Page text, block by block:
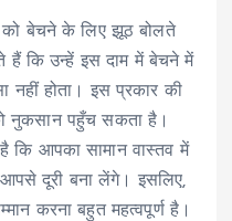
को बेचने के लिए झूठ बोलते
कि उन्हें इस दाम में बेचने में
नहीं होता। इस प्रकार की
नुकसान पहुँच सकता है।
कि आपका सामान वास्तव में
दूरी बना लेंगे। इसलिए,
करना बहुत महत्वपूर्ण है।